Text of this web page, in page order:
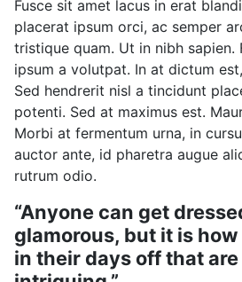
Fusce sit amet lacus in erat
placerat ipsum orci, ac semper
tristique quam. Ut in nibh sapien.
ipsum a volutpat. In at dictum
Sed hendrerit nisl a tincidunt
potenti. Sed at maximus est.
Morbi at fermentum urna, in
auctor ante, id pharetra augue
rutrum odio.
“Anyone can get
glamorous, but it is
in their days off that